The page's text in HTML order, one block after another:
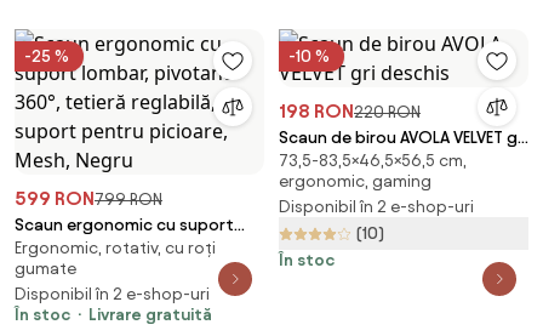
-25 %
599 RON799 RON
Scaun ergonomic cu suport
lombar, pivotant 360°, tetieră
reglabilă, suport pentru
picioare, Mesh, Negru
Ergonomic, rotativ, cu roți
gumate
Disponibil în 2 e-shop-uri
În stoc
Livrare gratuită
-10 %
198 RON220 RON
Scaun de birou AVOLA VELVET gri
deschis
73,5-83,5×46,5×56,5 cm,
ergonomic, gaming
Disponibil în 2 e-shop-uri
(10)
În stoc